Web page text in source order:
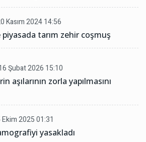
Kasım 2024 14:56
tarım zehir coşmuş
Şubat 2026 15:10
aşılarının zorla yapılmasını
2025 01:31
yasakladı